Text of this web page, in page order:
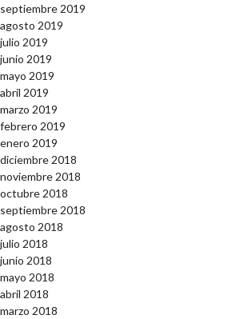
septiembre 2019
agosto 2019
julio 2019
junio 2019
mayo 2019
abril 2019
marzo 2019
febrero 2019
enero 2019
diciembre 2018
noviembre 2018
octubre 2018
septiembre 2018
agosto 2018
julio 2018
junio 2018
mayo 2018
abril 2018
marzo 2018